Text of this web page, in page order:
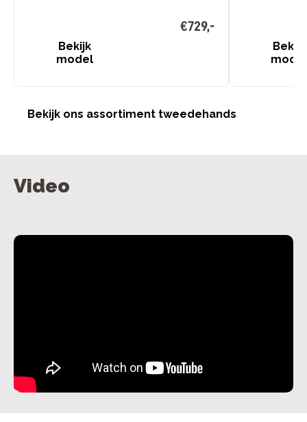
€729,-
Bekijk
model
Bekijk
Bekijk ons assortiment tweedehands
Video